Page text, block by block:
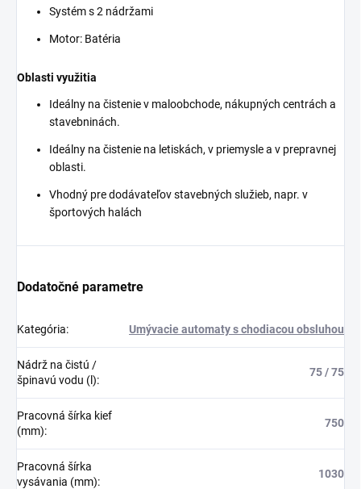
Systém s 2 nádržami
Motor: Batéria
Oblasti využitia
Ideálny na čistenie v maloobchode, nákupných centrách a
stavebninách.
Ideálny na čistenie na letiskách, v priemysle a v prepravnej
oblasti.
Vhodný pre dodávateľov stavebných služieb, napr. v
športových halách
Dodatočné parametre
Kategória: Umývacie automaty s chodiacou obsluhou
Nádrž na čistú /
špinavú vodu (l):
75 / 75
Pracovná šírka kief
(mm):
750
Pracovná šírka
vysávania (mm):
1030